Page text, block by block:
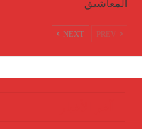
المعاشيق
NEXT